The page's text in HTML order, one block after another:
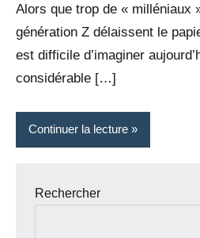
Alors que trop de « milléniaux
génération Z délaissent le
est difficile d’imaginer
considérable […]
Continuer la lecture
Rechercher